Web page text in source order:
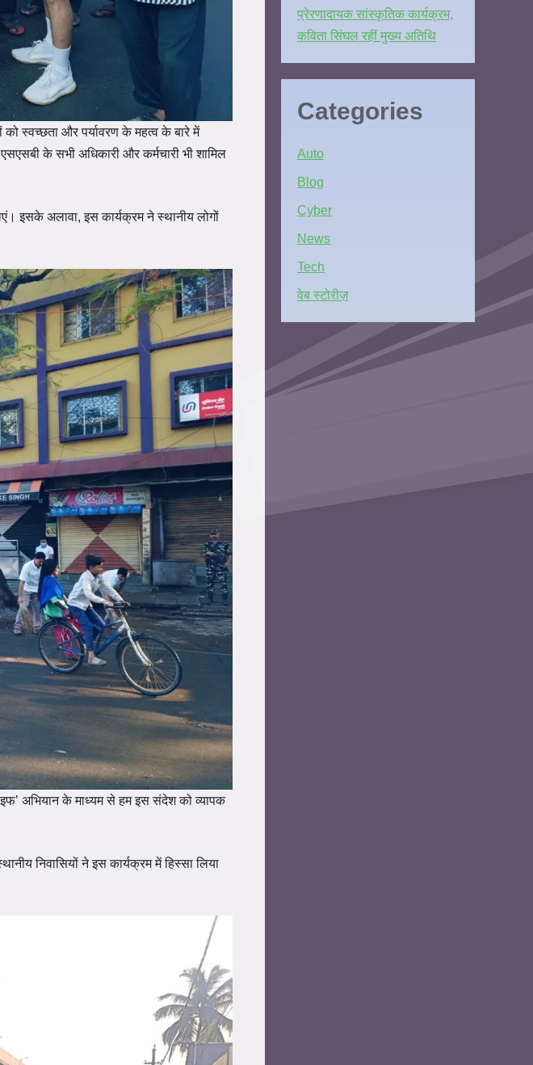
स्वच्छता और पर्यावरण के महत्व के बारे में
के सभी अधिकारी और कर्मचारी भी शामिल
इसके अलावा, इस कार्यक्रम ने स्थानीय लोगों
अभियान के माध्यम से हम इस संदेश को व्यापक
निवासियों ने इस कार्यक्रम में हिस्सा लिया
प्रेरणादायक सांस्कृतिक कार्यक्रम,
कविता सिंघल रहीं मुख्य अतिथि
Categories
Auto
Blog
Cyber
News
Tech
वेब स्टोरीज़